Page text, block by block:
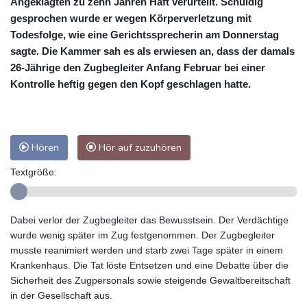
gesprochen wurde er wegen Körperverletzung mit
Todesfolge, wie eine Gerichtssprecherin am Donnerstag
sagte. Die Kammer sah es als erwiesen an, dass der damals
26-Jährige den Zugbegleiter Anfang Februar bei einer
Kontrolle heftig gegen den Kopf geschlagen hatte.
Hören Hör auf zuzuhören
Textgröße:
Dabei verlor der Zugbegleiter das Bewusstsein. Der Verdächtige
wurde wenig später im Zug festgenommen. Der Zugbegleiter
musste reanimiert werden und starb zwei Tage später in einem
Krankenhaus. Die Tat löste Entsetzen und eine Debatte über die
Sicherheit des Zugpersonals sowie steigende Gewaltbereitschaft
in der Gesellschaft aus.